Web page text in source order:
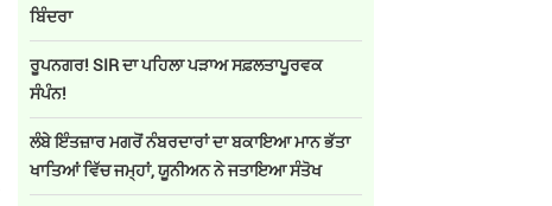
ਬਿੰਦਰਾ
ਰੂਪਨਗਰ! SIR ਦਾ ਪਹਿਲਾ ਪੜਾਅ ਸਫ਼ਲਤਾਪੂਰਵਕ
ਸੰਪੰਨ!
ਲੰਬੇ ਇੰਤਜ਼ਾਰ ਮਗਰੋਂ ਨੰਬਰਦਾਰਾਂ ਦਾ ਬਕਾਇਆ ਮਾਨ ਭੱਤਾ
ਖਾਤਿਆਂ ਵਿੱਚ ਜਮ੍ਹਾਂ, ਯੂਨੀਅਨ ਨੇ ਜਤਾਇਆ ਸੰਤੋਖ